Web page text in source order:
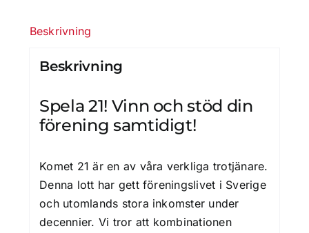
Beskrivning
Beskrivning
Spela 21! Vinn och stöd din
förening samtidigt!
Komet 21 är en av våra verkliga trotjänare.
Denna lott har gett föreningslivet i Sverige
och utomlands stora inkomster under
decennier. Vi tror att kombinationen